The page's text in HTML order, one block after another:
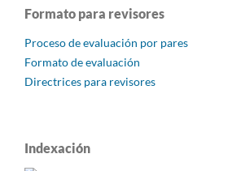
Formato para revisores
Proceso de evaluación por pares
Formato de evaluación
Directrices para revisores
Indexación